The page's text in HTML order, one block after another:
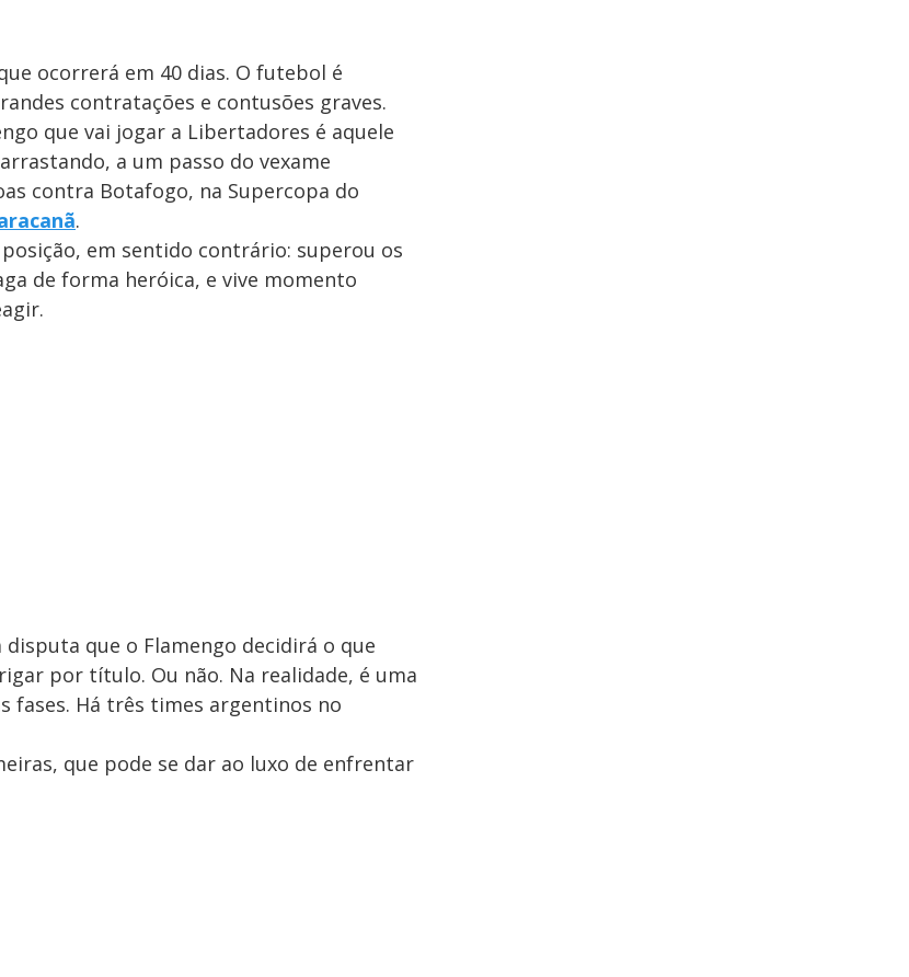
ocorrerá em 40 dias. O futebol é
contratações e contusões graves.
que vai jogar a Libertadores é aquele
a um passo do vexame
contra Botafogo, na Supercopa do
.
em sentido contrário: superou os
de forma heróica, e vive momento
que o Flamengo decidirá o que
por título. Ou não. Na realidade, é uma
fases. Há três times argentinos no
que pode se dar ao luxo de enfrentar